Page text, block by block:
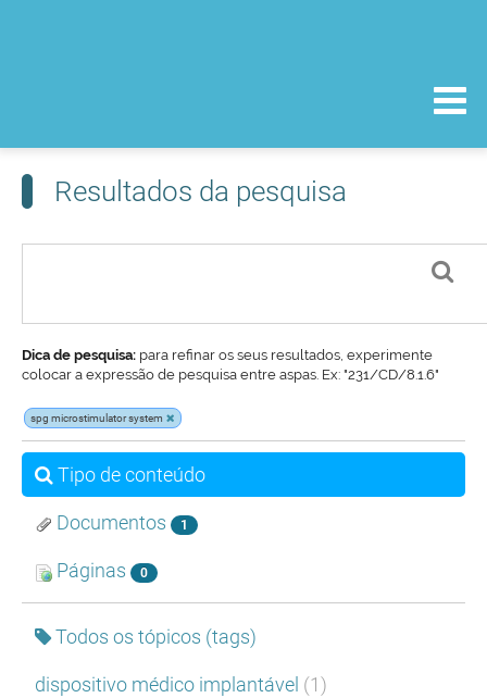
Resultados da pesquisa
Dica de pesquisa: para refinar os seus resultados, experimente
colocar a expressão de pesquisa entre aspas. Ex: "231/CD/8.1.6"
spg microstimulator system
Tipo de conteúdo
Documentos 1
Páginas 0
Todos os tópicos (tags)
dispositivo médico implantável (1)